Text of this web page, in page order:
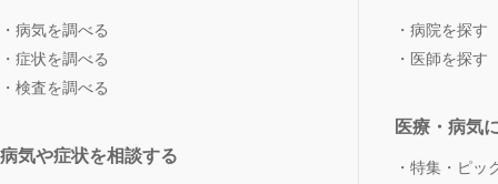
病気を調べる
症状を調べる
検査を調べる
病気や症状を相談する
病院を探す
医師を探す
医療・病気
特集・ピッ